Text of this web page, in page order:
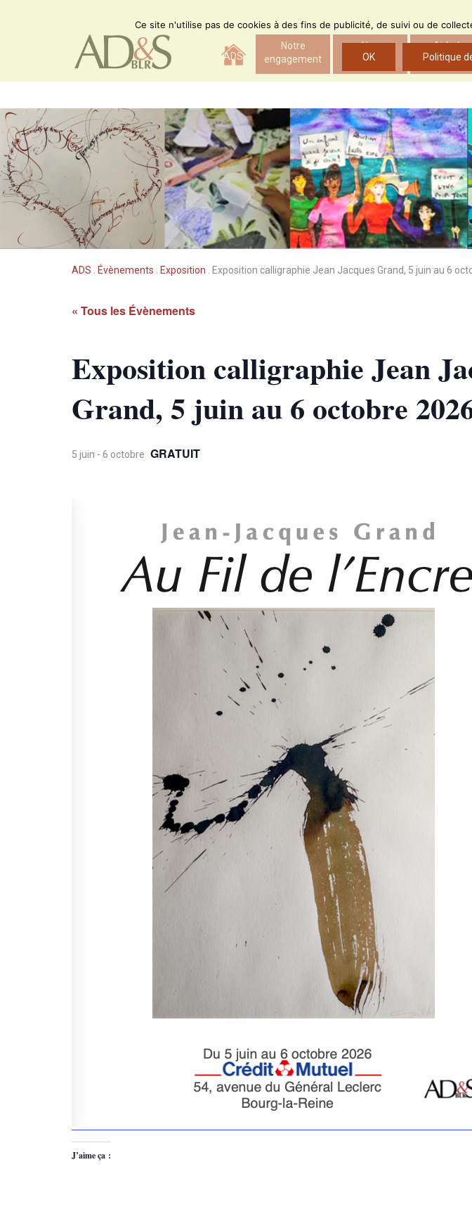
ADS
Notre
engagement
Nos
actions
Aide à
l’insertion
ADS Évènements Exposition Exposition calligraphie Jean Jacques Grand, 5 juin au 6
« Tous les Évènements
Exposition calligraphie Jean
Grand, 5 juin au 6 octobre
5 juin - 6 octobre GRATUIT
J’aime ça :
Ce site n'utilise pas de cookies à des fins de publicité, de suivi ou de
OK Politique